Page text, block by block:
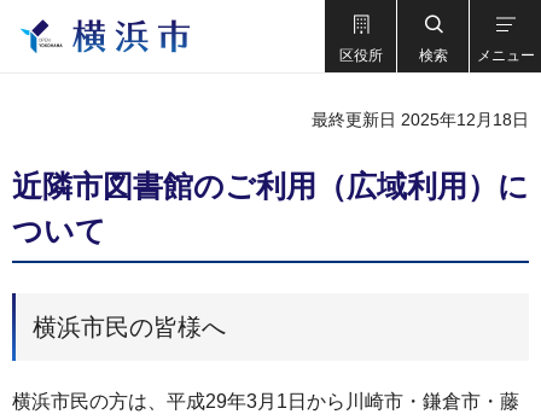
区役所 検索 メニュー
最終更新日 2025年12月18日
近隣市図書館のご利用（広域利用）に
ついて
横浜市民の皆様へ
横浜市民の方は、平成29年3月1日から川崎市・鎌倉市・藤